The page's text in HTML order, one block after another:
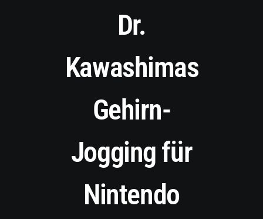
Dr.
Kawashimas
Gehirn-
Jogging für
Nintendo